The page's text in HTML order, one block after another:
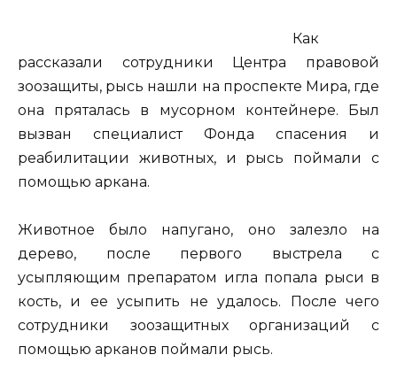
Как
рассказали сотрудники Центра правовой
зоозащиты, рысь нашли на проспекте Мира, где
она пряталась в мусорном контейнере. Был
вызван специалист Фонда спасения и
реабилитации животных, и рысь поймали с
помощью аркана.
Животное было напугано, оно залезло на
дерево, после первого выстрела с
усыпляющим препаратом игла попала рыси в
кость, и ее усыпить не удалось. После чего
сотрудники зоозащитных организаций с
помощью арканов поймали рысь.